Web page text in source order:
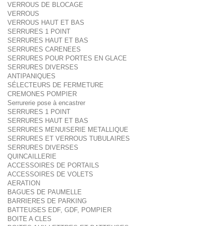
VERROUS DE BLOCAGE
VERROUS
VERROUS HAUT ET BAS
SERRURES 1 POINT
SERRURES HAUT ET BAS
SERRURES CARENEES
SERRURES POUR PORTES EN GLACE
SERRURES DIVERSES
ANTIPANIQUES
SÉLECTEURS DE FERMETURE
CREMONES POMPIER
Serrurerie pose à encastrer
SERRURES 1 POINT
SERRURES HAUT ET BAS
SERRURES MENUISERIE METALLIQUE
SERRURES ET VERROUS TUBULAIRES
SERRURES DIVERSES
QUINCAILLERIE
ACCESSOIRES DE PORTAILS
ACCESSOIRES DE VOLETS
AERATION
BAGUES DE PAUMELLE
BARRIERES DE PARKING
BATTEUSES EDF, GDF, POMPIER
BOITE A CLES